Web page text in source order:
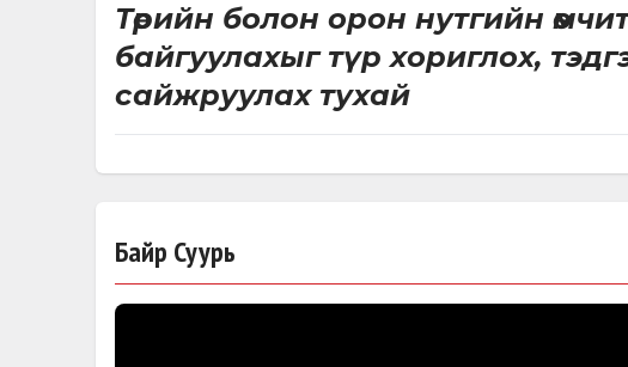
Төрийн болон орон нутгийн
байгуулахыг түр хориглох,
сайжруулах тухай
ТОГТООЛЫН ТӨСӨЛ(ЭМИЙН ХЯНАЛТЫН ТОГТОЛЦОО, ШАЛГАЛТЫН ҮР
Байр Суурь